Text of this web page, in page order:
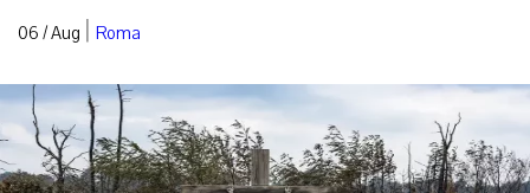
06 / Aug | Roma